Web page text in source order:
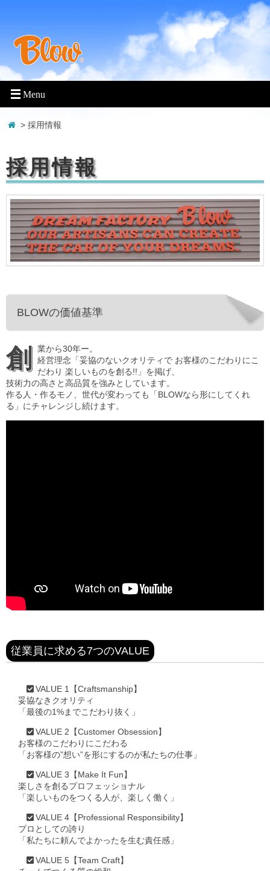
> 採用情報
採用情報
BLOWの価値基準
創業から30年ー。
経営理念「妥協のないクオリティで お客様のこだわりにこ
だわり 楽しいものを創る!!」を掲げ、
技術力の高さと高品質を強みとしています。
作る人・作るモノ、世代が変わっても「BLOWなら形にしてくれ
る」にチャレンジし続けます。
従業員に求める7つのVALUE
VALUE 1【Craftsmanship】
妥協なきクオリティ
「最後の1%までこだわり抜く」
VALUE 2【Customer Obsession】
お客様のこだわりにこだわる
「お客様の”想い”を形にするのが私たちの仕事」
VALUE 3【Make It Fun】
楽しさを創るプロフェッショナル
「楽しいものをつくる人が、楽しく働く」
VALUE 4【Professional Responsibility】
プロとしての誇り
「私たちに頼んでよかったを生む責任感」
VALUE 5【Team Craft】